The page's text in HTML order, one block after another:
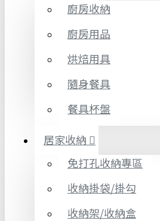
廚房收納
廚房用品
烘焙用具
隨身餐具
餐具杯盤
居家收納
免打孔收納專區
收納掛袋/掛勾
收納架/收納盒